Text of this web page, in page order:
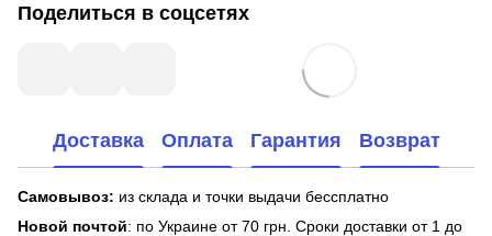
Поделиться в соцсетях
Доставка Оплата Гарантия Возврат
Самовывоз: из склада и точки выдачи бессплатно
Новой почтой: по Украине от 70 грн. Сроки доставки от 1 до